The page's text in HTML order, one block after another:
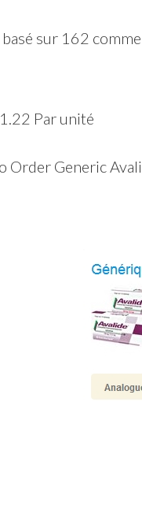
sur 162
Par unité
Order Generic